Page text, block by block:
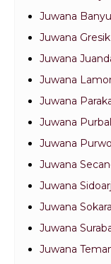
Juwana
Juwana
Juwana
Juwana
Juwana
Juwana
Juwana
Juwana
Juwana
Juwana
Juwana
Juwana